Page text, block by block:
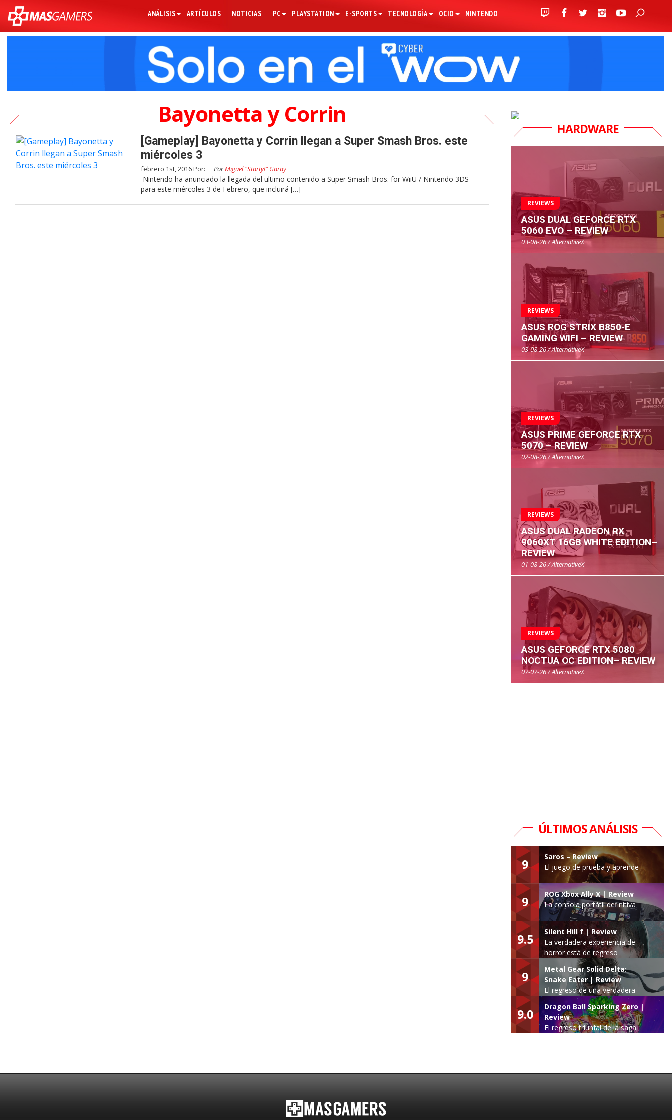
ANÁLISIS ARTÍCULOS NOTICIAS PC PLAYSTATION E-SPORTS TECNOLOGÍA OCIO NINTENDO
Bayonetta y Corrin
[Gameplay] Bayonetta y Corrin llegan a Super Smash Bros. este
miércoles 3
febrero 1st, 2016 Por: PorMiguel "Starty!" Garay
Nintendo ha anunciado la llegada del ultimo contenido a Super Smash Bros. for WiiU / Nintendo 3DS
para este miércoles 3 de Febrero, que incluirá […]
HARDWARE
REVIEWS
ASUS DUAL GEFORCE RTX
5060 EVO – REVIEW
03-08-26 / AlternativeX
REVIEWS
ASUS ROG STRIX B850-E
GAMING WIFI – REVIEW
03-08-26 / AlternativeX
REVIEWS
ASUS PRIME GEFORCE RTX
5070 – REVIEW
02-08-26 / AlternativeX
REVIEWS
ASUS DUAL RADEON RX
9060XT 16GB WHITE EDITION–
REVIEW
01-08-26 / AlternativeX
REVIEWS
ASUS GEFORCE RTX 5080
NOCTUA OC EDITION– REVIEW
07-07-26 / AlternativeX
ÚLTIMOS ANÁLISIS
9
Saros – Review
El juego de prueba y aprende
9
ROG Xbox Ally X | Review
La consola portátil definitiva
9.5
Silent Hill f | Review
La verdadera experiencia de
horror está de regreso
9
Metal Gear Solid Delta:
Snake Eater | Review
El regreso de una verdadera
leyenda
9.0
Dragon Ball Sparking Zero |
Review
El regreso triunfal de la saga